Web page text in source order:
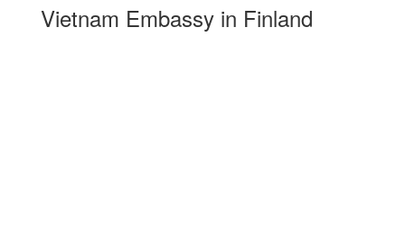
Vietnam Embassy in Finland